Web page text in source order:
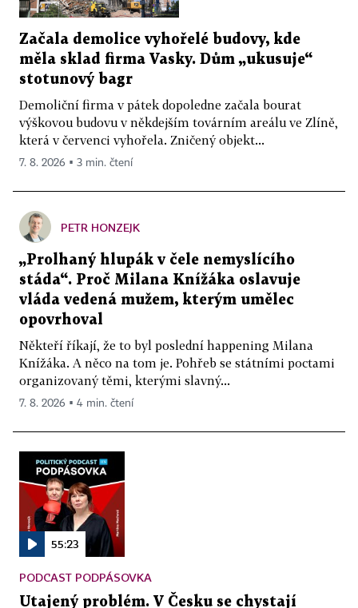
Začala demolice vyhořelé budovy, kde
měla sklad firma Vasky. Dům „ukusuje“
stotunový bagr
Demoliční firma v pátek dopoledne začala bourat
výškovou budovu v někdejším továrním areálu ve Zlíně,
která v červenci vyhořela. Zničený objekt...
7. 8. 2026 ▪ 3 min. čtení
PETR HONZEJK
„Prolhaný hlupák v čele nemyslícího
stáda“. Proč Milana Knížáka oslavuje
vláda vedená mužem, kterým umělec
opovrhoval
Někteří říkají, že to byl poslední happening Milana
Knížáka. A něco na tom je. Pohřeb se státními poctami
organizovaný těmi, kterými slavný...
7. 8. 2026 ▪ 4 min. čtení
55:23
PODCAST PODPÁSOVKA
Utajený problém. V Česku se chystají